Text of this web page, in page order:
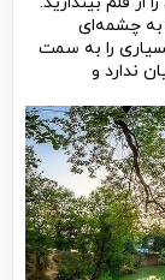
به چشمه‌ای
را به سمت
ندارد و